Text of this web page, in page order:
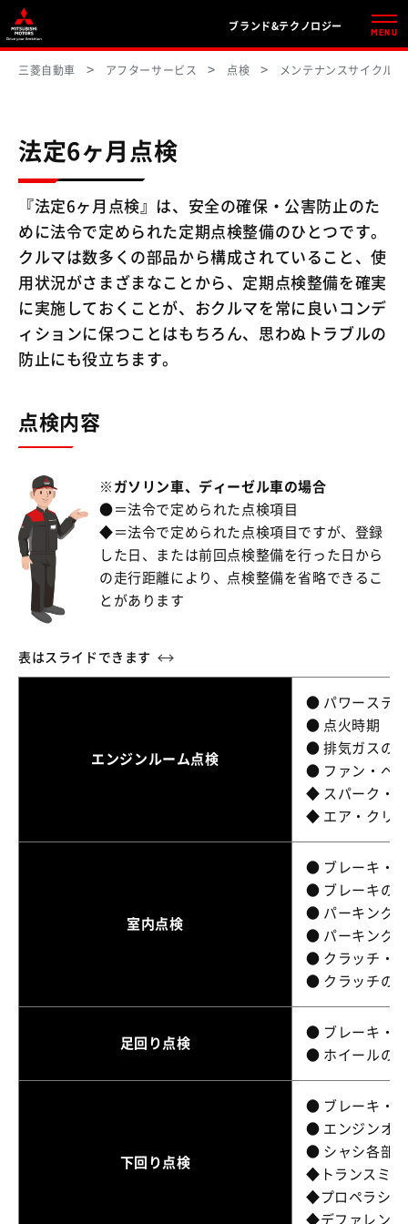
ブランド&テクノロジー
MENU
三菱自動車 アフターサービス 点検 メンテナンスサイクル
法定6ヶ月点検
『法定6ヶ月点検』は、安全の確保・公害防止のた
めに法令で定められた定期点検整備のひとつです。
クルマは数多くの部品から構成されていること、使
用状況がさまざまなことから、定期点検整備を確実
に実施しておくことが、おクルマを常に良いコンデ
ィションに保つことはもちろん、思わぬトラブルの
防止にも役立ちます。
点検内容
※ガソリン車、ディーゼル車の場合
●＝法令で定められた点検項目
◆＝法令で定められた点検項目ですが、登録
した日、または前回点検整備を行った日から
の走行距離により、点検整備を省略できるこ
とがあります
エンジンルーム点検
● パワーステ
● 点火時期
● 排気ガスの
● ファン・ベ
◆ スパーク・
◆ エア・クリ
室内点検
● ブレーキ・
● ブレーキの
● パーキング
● パーキング
● クラッチ・
● クラッチの
足回り点検
● ブレーキ・
● ホイールの
下回り点検
● ブレーキ・
● エンジンオ
● シャシ各部
◆トランスミッ
◆プロペラシャ
◆デファレンシ